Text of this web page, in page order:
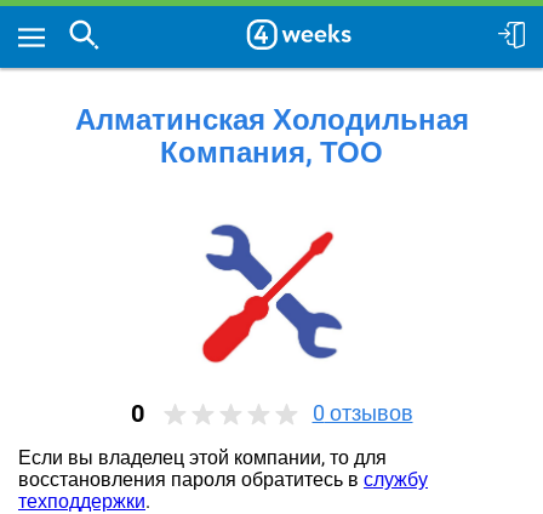
Алматинская Холодильная
Компания, ТОО
0 0 отзывов
Если вы владелец этой компании, то для
восстановления пароля обратитесь в службу
техподдержки.